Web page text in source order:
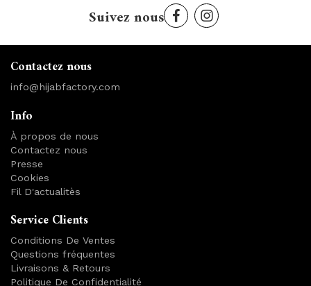
Suivez nous
Contactez nous
info@hijabfactory.com
Info
À propos de nous
Contactez nous
Presse
Cookies
Fil D'actualitès
Service Clients
Conditions De Ventes
Questions fréquentes
Livraisons & Retours
Politique De Confidentialité